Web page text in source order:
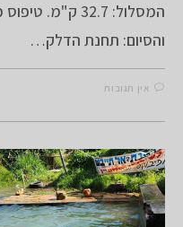
והסיום: תחנת הדלק…
אין תגובות